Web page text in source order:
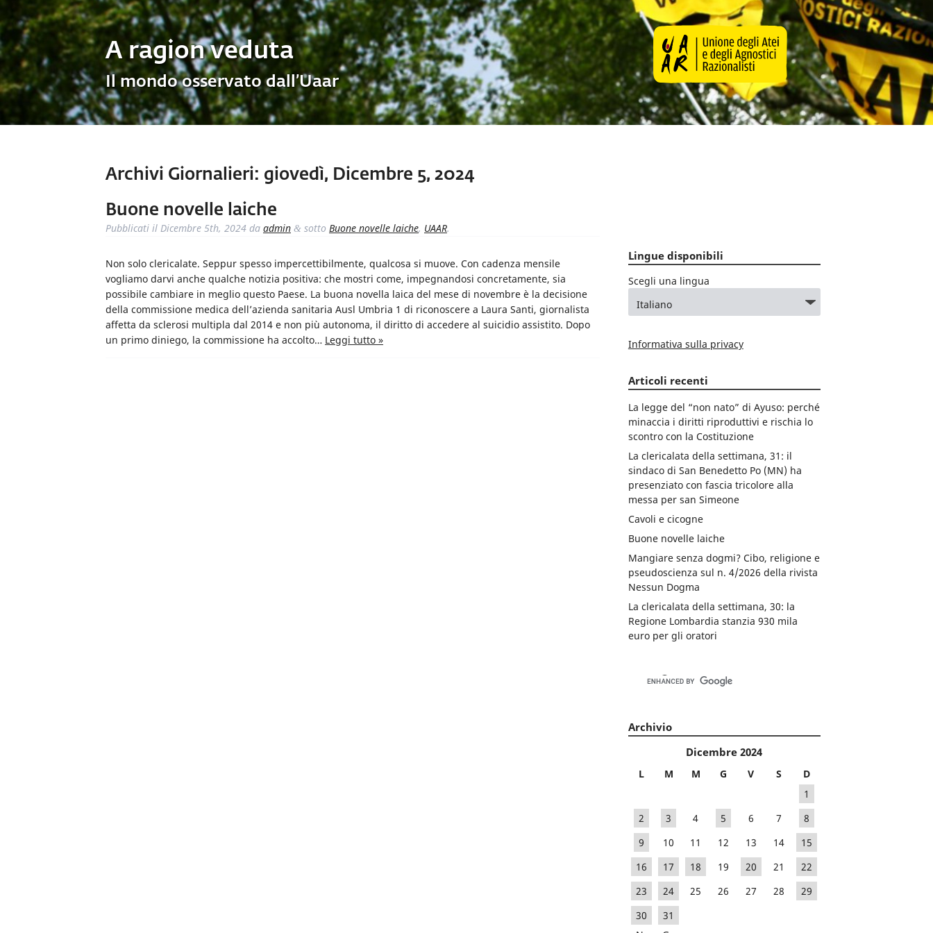
A ragion veduta
Il mondo osservato dall’Uaar
Archivi Giornalieri: giovedì, Dicembre 5, 2024
Buone novelle laiche
Pubblicati il Dicembre 5th, 2024 da admin & sotto Buone novelle laiche, UAAR.
Non solo clericalate. Seppur spesso impercettibilmente, qualcosa si muove. Con cadenza mensile
vogliamo darvi anche qualche notizia positiva: che mostri come, impegnandosi concretamente, sia
possibile cambiare in meglio questo Paese. La buona novella laica del mese di novembre è la decisione
della commissione medica dell’azienda sanitaria Ausl Umbria 1 di riconoscere a Laura Santi, giornalista
affetta da sclerosi multipla dal 2014 e non più autonoma, il diritto di accedere al suicidio assistito. Dopo
un primo diniego, la commissione ha accolto… Leggi tutto »
Lingue disponibili
Scegli una lingua
Informativa sulla privacy
Articoli recenti
La legge del “non nato” di Ayuso: perché
minaccia i diritti riproduttivi e rischia lo
scontro con la Costituzione
La clericalata della settimana, 31: il
sindaco di San Benedetto Po (MN) ha
presenziato con fascia tricolore alla
messa per san Simeone
Cavoli e cicogne
Buone novelle laiche
Mangiare senza dogmi? Cibo, religione e
pseudoscienza sul n. 4/2026 della rivista
Nessun Dogma
La clericalata della settimana, 30: la
Regione Lombardia stanzia 930 mila
euro per gli oratori
Archivio
Dicembre 2024
L M M G V S
D
1
2
3 4 5 6 7
8
9
10 11 12 13 14
15
16
17 18 19 20 21
22
23
24 25 26 27 28
29
30
31